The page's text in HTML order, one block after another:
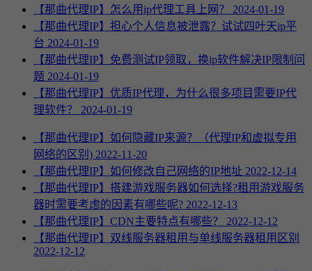
【那曲代理IP】怎么用ip代理工具上网？ 2024-01-19
【那曲代理IP】担心个人信息被泄露？试试四叶天ip平
台 2024-01-19
【那曲代理IP】免费测试IP领取，换ip软件解决IP限制问
题 2024-01-19
【那曲代理IP】优质IP代理，为什么很多项目需要IP代
理软件？ 2024-01-19
【那曲代理IP】如何隐藏IP来源？（代理IP和虚拟专用
网络的区别) 2022-11-20
【那曲代理IP】如何修改自己网络的IP地址 2022-12-14
【那曲代理IP】搭建游戏服务器如何选择?租用游戏服务
器时需要考虑的因素有哪些呢? 2022-12-13
【那曲代理IP】CDN主要特点有哪些？ 2022-12-12
【那曲代理IP】双线服务器租用与单线服务器租用区别
2022-12-12